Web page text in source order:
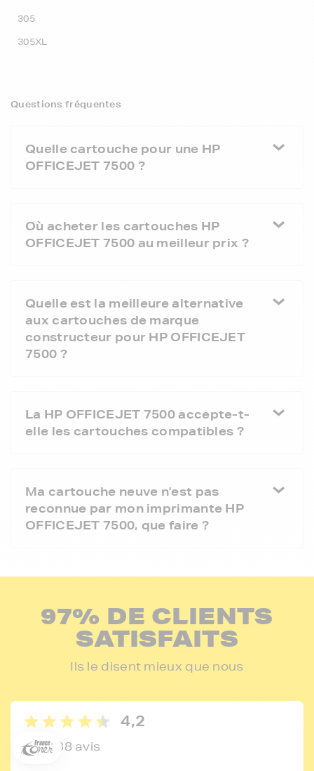
305
305XL
Questions fréquentes
Quelle cartouche pour une HP
OFFICEJET 7500 ?
Où acheter les cartouches HP
OFFICEJET 7500 au meilleur prix ?
Quelle est la meilleure alternative
aux cartouches de marque
constructeur pour HP OFFICEJET
7500 ?
La HP OFFICEJET 7500 accepte-t-
elle les cartouches compatibles ?
Ma cartouche neuve n'est pas
reconnue par mon imprimante HP
OFFICEJET 7500, que faire ?
97% DE CLIENTS
SATISFAITS
Ils le disent mieux que nous
4,2
165138 avis
5€ offerts sur votre 1ère
commande !
5€
Inscrivez-vous à notre newsletter, suivez notre actualité et
commande * !